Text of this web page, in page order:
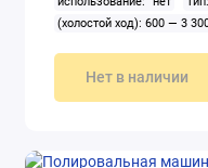
(холостой ход): 600 — 3
Нет в наличии